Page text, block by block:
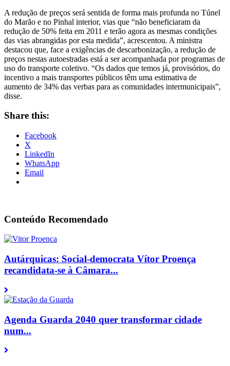
A redução de preços será sentida de forma mais profunda no Túnel
do Marão e no Pinhal interior, vias que “não beneficiaram da
redução de 50% feita em 2011 e terão agora as mesmas condições
das vias abrangidas por esta medida”, acrescentou. A ministra
destacou que, face a exigências de descarbonização, a redução de
preços nestas autoestradas está a ser acompanhada por programas de
uso do transporte coletivo. “Os dados que temos já, provisórios, do
incentivo a mais transportes públicos têm uma estimativa de
aumento de 34% das verbas para as comunidades intermunicipais”,
disse.
Share this:
Facebook
X
LinkedIn
WhatsApp
Email
Conteúdo Recomendado
Autárquicas: Social-democrata Vítor Proença
recandidata-se à Câmara...
Agenda Guarda 2040 quer transformar cidade
num...